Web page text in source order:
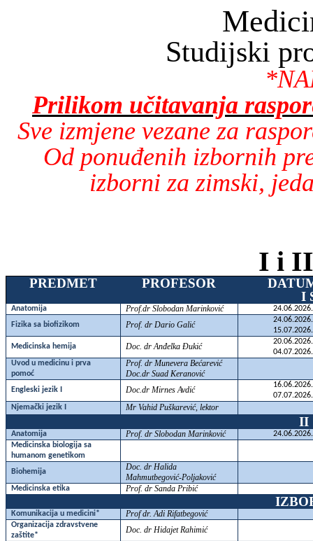
Studijski
Prilikom učitavanja
Sve izmjene vezane za
Od ponuđenih izbornih
izborni za zimski,
I i II
PREDMET PROFESOR
I
Anatomija Prof.dr Slobodan Marinković
24.06.2026.
Fizika sa biofizikom
Prof. dr Dario Galić
24.06.2026.
15.07.2026.
Medicinska hemija
Doc. dr Anđelka Đukić
20.06.2026.
04.07.2026.
Uvod u medicinu i prva
pomoć
Prof. dr Munevera Bećarević
Doc.dr Suad Keranović
Engleski jezik I Doc.dr Mirnes Avdić
16.06.2026.
07.07.2026.
Njemački jezik I
Mr Vahid Puškarević, lektor
II
Anatomija Prof. dr Slobodan Marinković
24.06.2026.
Medicinska biologija sa
humanom genetikom
Biohemija
Doc. dr Halida
Mahmutbegović-Poljaković
Medicinska etika Prof. dr Sanda Pribić
Komunikacija u medicini* Prof dr. Adi Rifatbegović
Organizacija zdravstvene
zaštite*
Doc. dr Hidajet Rahimić